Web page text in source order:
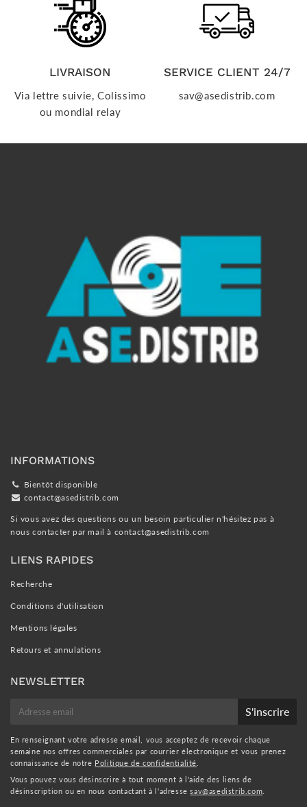
LIVRAISON
Via lettre suivie, Colissimo
ou mondial relay
SERVICE CLIENT 24/7
sav@asedistrib.com
INFORMATIONS
Bientôt disponible
contact@asedistrib.com
Si vous avez des questions ou un besoin particulier n'hésitez pas à
nous contacter par mail à contact@asedistrib.com
LIENS RAPIDES
Recherche
Conditions d'utilisation
Mentions légales
Retours et annulations
NEWSLETTER
mail
S'inscrire
En renseignant votre adresse email, vous acceptez de recevoir chaque
semaine nos offres commerciales par courrier électronique et vous prenez
connaissance de notre Politique de confidentialité
Vous pouvez vous désinscrire à tout moment à l'aide des liens de
désinscription ou en nous contactant à l'adressesav@asedistrib.com